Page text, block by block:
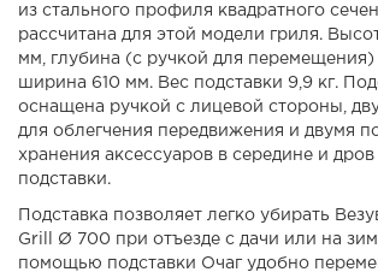
из стального профиля квадратного
рассчитана для этой модели гриля.
мм, глубина (с ручкой для перемещения)
ширина 610 мм. Вес подставки 9,9 кг.
оснащена ручкой с лицевой стороны,
для облегчения передвижения и двумя
хранения аксессуаров в середине и
подставки.
Подставка позволяет легко убирать
Grill Ø 700 при отъезде с дачи или на
помощью подставки Очаг удобно